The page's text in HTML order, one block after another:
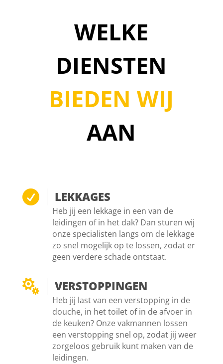
WELKE
DIENSTEN
BIEDEN WIJ
AAN
 LEKKAGES
Heb jij een lekkage in een van de
leidingen of in het dak? Dan sturen wij
onze specialisten langs om de lekkage
zo snel mogelijk op te lossen, zodat er
geen verdere schade ontstaat.
 VERSTOPPINGEN
Heb jij last van een verstopping in de
douche, in het toilet of in de afvoer in
de keuken? Onze vakmannen lossen
een verstopping snel op, zodat jij weer
zorgeloos gebruik kunt maken van de
leidingen.